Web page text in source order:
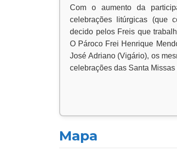
Com o aumento da
celebrações litúrgicas (que
decido pelos Freis que
O Pároco Frei Henrique
José Adriano (Vigário), os
celebrações das Santa
Mapa